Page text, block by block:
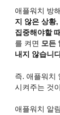
애플워치 방
지 않은 상황
집중해야할
를 켜면 모든
내지 않습니
즉. 애플워치
시켜주는 것
애플워치 알